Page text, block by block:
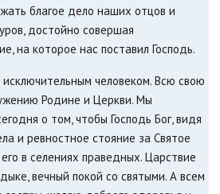
благое дело наших отцов и
достойно совершая
на которое нас поставил Господь.
человеком. Всю свою
Родине и Церкви. Мы
о том, чтобы Господь Бог, видя
и ревностное стояние за Святое
в селениях праведных. Царствие
вечный покой со святыми. А всем